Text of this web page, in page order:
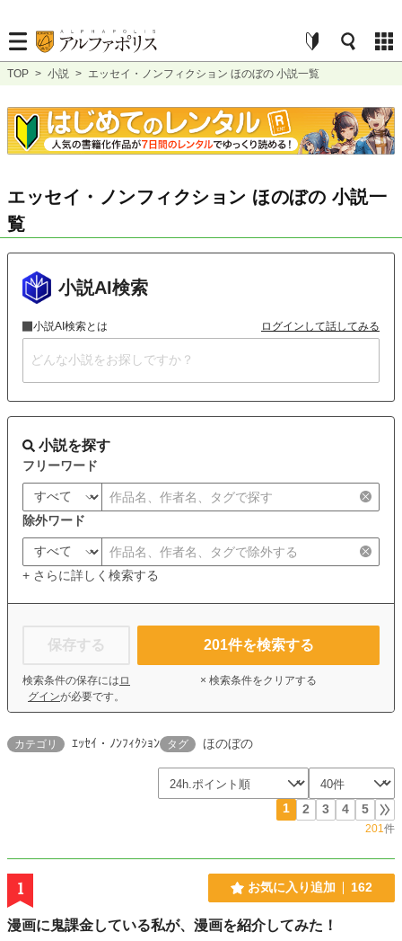
TOP > 小説 > エッセイ・ノンフィクション ほのぼの 小説一覧
エッセイ・ノンフィクション ほのぼの 小説一
覧
小説AI検索
小説AI検索とは ログインして話してみる
小説を探す
フリーワード
除外ワード
+ さらに詳しく検索する
保存する
検索条件の保存には ロ
グインが必要です。
201件を検索する
× 検索条件をクリアする
カテゴリ ｴｯｾｲ・ﾉﾝﾌｨｸｼｮﾝ タグ ほのぼの
1 2 3 4 5
201件
1 お気に入り追加 162
漫画に鬼課金している私が、漫画を紹介してみた！